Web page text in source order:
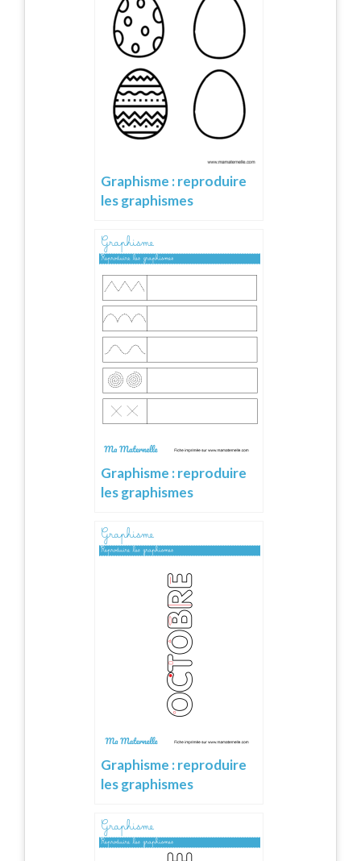
Graphisme : reproduire
les graphismes
Graphisme : reproduire
les graphismes
Graphisme : reproduire
les graphismes